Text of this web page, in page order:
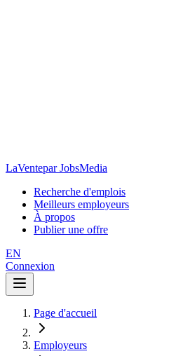
LaVentepar JobsMedia
Recherche d'emplois
Meilleurs employeurs
À propos
Publier une offre
EN
Connexion
Page d'accueil
Employeurs